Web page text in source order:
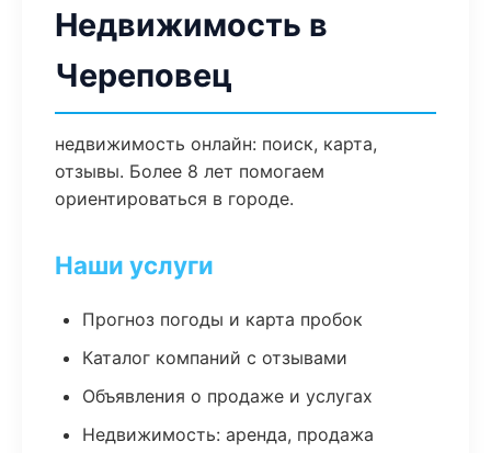
Недвижимость в
Череповец
недвижимость онлайн: поиск, карта,
отзывы. Более 8 лет помогаем
ориентироваться в городе.
Наши услуги
Прогноз погоды и карта пробок
Каталог компаний с отзывами
Объявления о продаже и услугах
Недвижимость: аренда, продажа